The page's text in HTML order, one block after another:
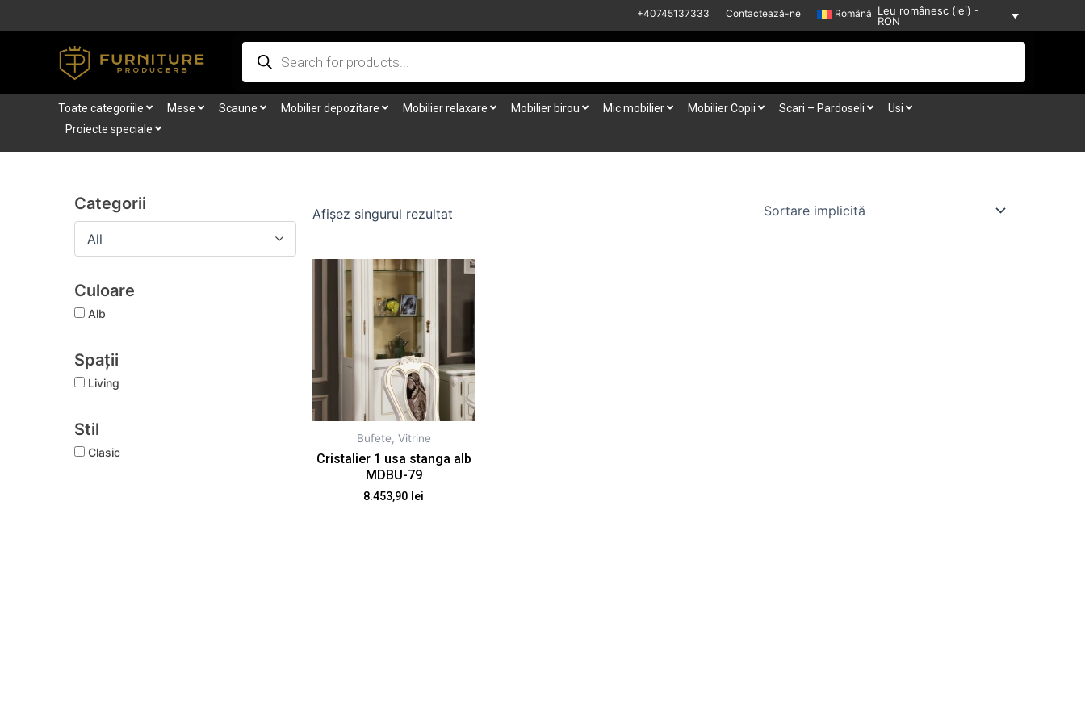
to
+40745137333 Contactează-ne Română Leu românesc (lei) -
RON
Products
search
Toate categoriile Mese Scaune Mobilier depozitare Mobilier relaxare Mobilier birou Mic mobilier Mobilier Copii Scari – Pardoseli
Usi
Proiecte speciale
Categorii
All
Culoare
Alb
Spații
Living
Stil
Clasic
Afișez singurul rezultat
Bufete, Vitrine
Cristalier 1 usa stanga alb
MDBU-79
8.453,90 lei